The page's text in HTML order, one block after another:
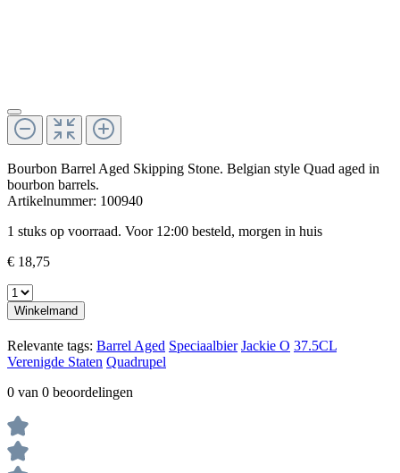
Bourbon Barrel Aged Skipping Stone. Belgian style Quad aged in
bourbon barrels.
Artikelnummer: 100940
1 stuks op voorraad. Voor 12:00 besteld, morgen in huis
€ 18,75
Winkelmand
Relevante tags: Barrel Aged Speciaalbier Jackie O 37.5CL
Verenigde Staten Quadrupel
0 van 0 beoordelingen